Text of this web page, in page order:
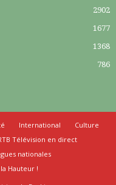
2902
1677
1368
786
International
Culture
Télévision en direct
nationales
Hauteur !